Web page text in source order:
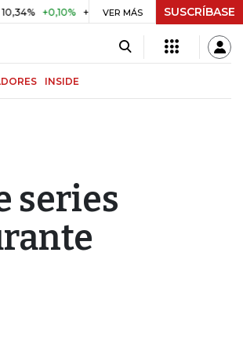
+0,10% +0,98% UVR $ 416,86 +$ 0,05 +0,01%
VER MÁS SUSCRÍBASE
INSIDE
series